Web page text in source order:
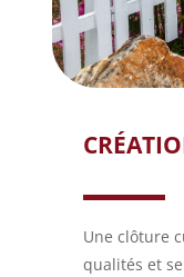
Une clôture
qualités et